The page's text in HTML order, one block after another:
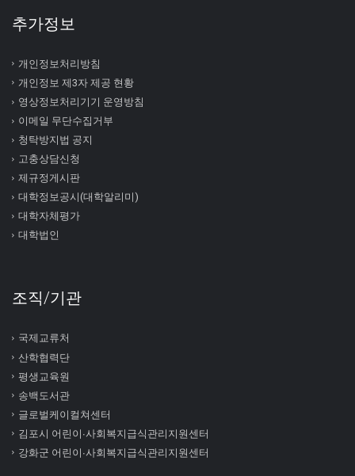
추가정보
개인정보처리방침
개인정보 제3자 제공 현황
영상정보처리기기 운영방침
이메일 무단수집거부
청탁방지법 공지
고충상담신청
제규정게시판
대학정보공시(대학알리미)
대학자체평가
대학법인
조직/기관
국제교류처
산학협력단
평생교육원
송백도서관
글로벌케이컬쳐센터
김포시 어린이∙사회복지급식관리지원센터
강화군 어린이∙사회복지급식관리지원센터